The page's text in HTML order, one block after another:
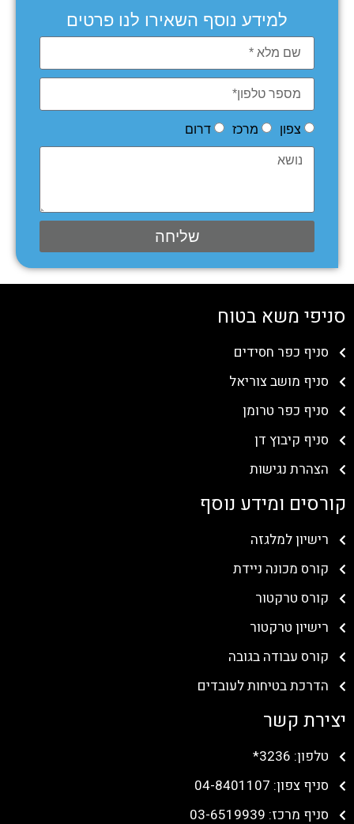
למידע נוסף השאירו לנו פרטים
צפון מרכז דרום
שליחה
סניפי משא בטוח
סניף כפר חסידים
סניף מושב צוריאל
סניף כפר טרומן
סניף קיבוץ דן
הצהרת נגישות
קורסים ומידע נוסף
רישיון למלגזה
קורס מכונה ניידת
קורס טרקטור
רישיון טרקטור
קורס עבודה בגובה
הדרכת בטיחות לעובדים
יצירת קשר
טלפון: 3236*
סניף צפון: 04-8401107
סניף מרכז: 03-6519939